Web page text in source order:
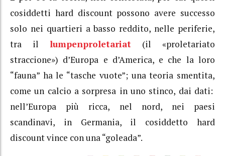
cosiddetti hard discount possono avere successo
solo nei quartieri a basso reddito, nelle periferie,
tra il lumpenproletariat (il «proletariato
straccione») d’Europa e d’America, e che la loro
“fauna” ha le “tasche vuote”; una teoria smentita,
come un calcio a sorpresa in uno stinco, dai dati:
nell’Europa più ricca, nel nord, nei paesi
scandinavi, in Germania, il cosiddetto hard
discount vince con una “goleada”.